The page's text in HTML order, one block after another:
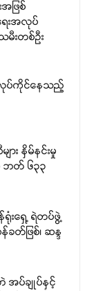
ဖြစ်
ေးအလုပ်
မီးတစ်ဦး
လုပ်ကိုင်နေသည့်
ား နှိမ်နင်းမှု
မှု ဘတ် ၆၃၃
ရုံးရှေ့ ရဲတပ်ဖွဲ့
ခတ်ဖြစ်၊ ဆန္ဒ
အပ်ချုပ်နှင့်